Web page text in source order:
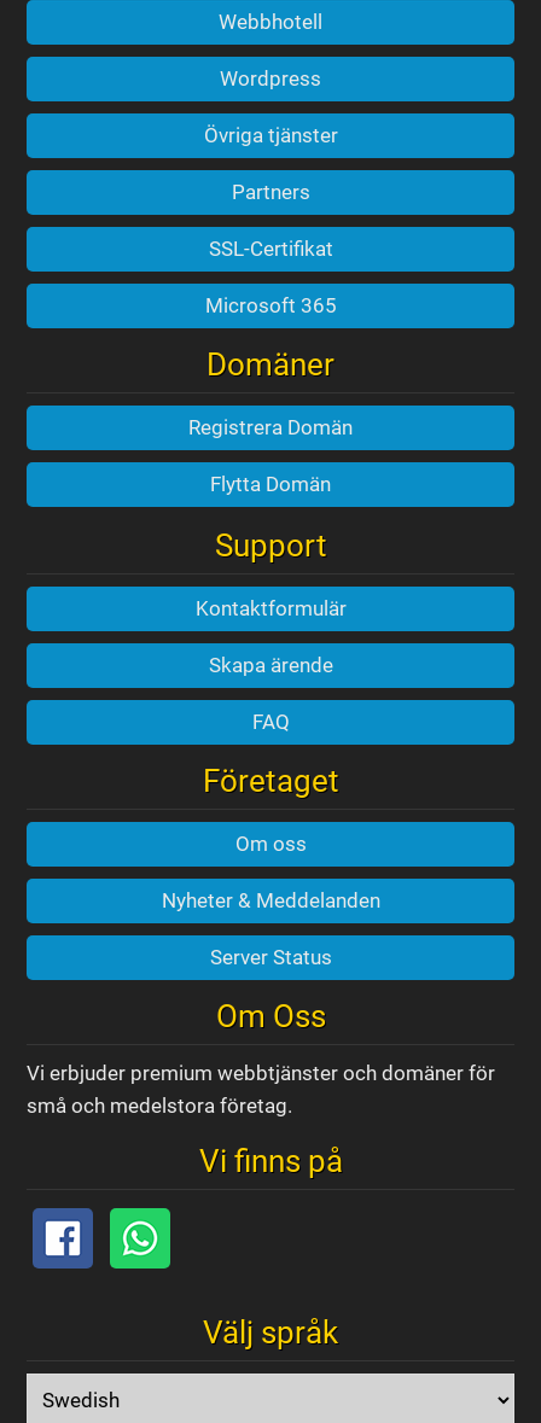
Webbhotell
Wordpress
Övriga tjänster
Partners
SSL-Certifikat
Microsoft 365
Domäner
Registrera Domän
Flytta Domän
Support
Kontaktformulär
Skapa ärende
FAQ
Företaget
Om oss
Nyheter & Meddelanden
Server Status
Om Oss
Vi erbjuder premium webbtjänster och domäner för
små och medelstora företag.
Vi finns på
Välj språk